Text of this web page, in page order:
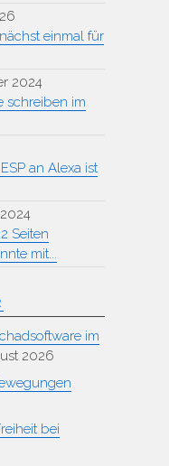
einmal für
2024
schreiben im
an Alexa ist
Seiten
mit...
im
2026
bei